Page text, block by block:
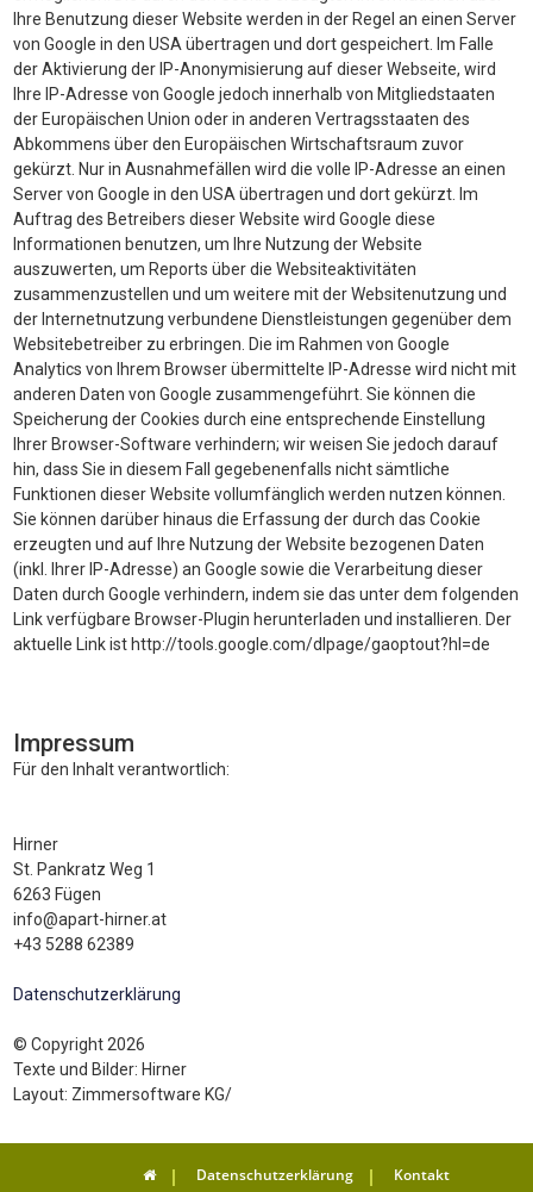
Ihre Benutzung dieser Website werden in der Regel an einen Server
von Google in den USA übertragen und dort gespeichert. Im Falle
der Aktivierung der IP-Anonymisierung auf dieser Webseite, wird
Ihre IP-Adresse von Google jedoch innerhalb von Mitgliedstaaten
der Europäischen Union oder in anderen Vertragsstaaten des
Abkommens über den Europäischen Wirtschaftsraum zuvor
gekürzt. Nur in Ausnahmefällen wird die volle IP-Adresse an einen
Server von Google in den USA übertragen und dort gekürzt. Im
Auftrag des Betreibers dieser Website wird Google diese
Informationen benutzen, um Ihre Nutzung der Website
auszuwerten, um Reports über die Websiteaktivitäten
zusammenzustellen und um weitere mit der Websitenutzung und
der Internetnutzung verbundene Dienstleistungen gegenüber dem
Websitebetreiber zu erbringen. Die im Rahmen von Google
Analytics von Ihrem Browser übermittelte IP-Adresse wird nicht mit
anderen Daten von Google zusammengeführt. Sie können die
Speicherung der Cookies durch eine entsprechende Einstellung
Ihrer Browser-Software verhindern; wir weisen Sie jedoch darauf
hin, dass Sie in diesem Fall gegebenenfalls nicht sämtliche
Funktionen dieser Website vollumfänglich werden nutzen können.
Sie können darüber hinaus die Erfassung der durch das Cookie
erzeugten und auf Ihre Nutzung der Website bezogenen Daten
(inkl. Ihrer IP-Adresse) an Google sowie die Verarbeitung dieser
Daten durch Google verhindern, indem sie das unter dem folgenden
Link verfügbare Browser-Plugin herunterladen und installieren. Der
aktuelle Link ist http://tools.google.com/dlpage/gaoptout?hl=de
Impressum
Für den Inhalt verantwortlich:
Hirner
St. Pankratz Weg 1
6263 Fügen
info@apart-hirner.at
+43 5288 62389
Datenschutzerklärung
© Copyright 2026
Texte und Bilder: Hirner
Layout: Zimmersoftware KG/
Datenschutzerklärung Kontakt